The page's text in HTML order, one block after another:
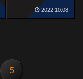
2022.10.08
5